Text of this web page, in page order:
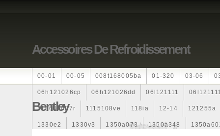
Accessoires De Refroidissement
00-01 00-05 008t168005ba 01-320 03-06
06h121026cp 06h121026dd 06l121111
110607087r 1115108ve 118ia 12-14 121255a
1330e2 1330v3 1350a073 1350a348
Bentley